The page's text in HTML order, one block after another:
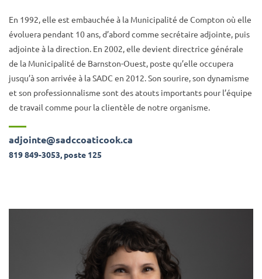
En 1992, elle est embauchée à la Municipalité de Compton où elle
évoluera pendant 10 ans, d’abord comme secrétaire adjointe, puis
adjointe à la direction. En 2002, elle devient directrice générale
de la Municipalité de Barnston-Ouest, poste qu’elle occupera
jusqu’à son arrivée à la SADC en 2012. Son sourire, son dynamisme
et son professionnalisme sont des atouts importants pour l’équipe
de travail comme pour la clientèle de notre organisme.
adjointe@sadccoaticook.ca
819 849-3053, poste 125